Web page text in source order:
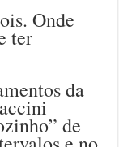
Onde
ter
da
de